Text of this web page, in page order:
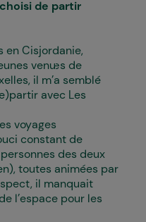
de partir
en Cisjordanie,
venu·es de
il m’a semblé
avec Les
voyages
constant de
des deux
toutes animées par
il manquait
l’espace pour les